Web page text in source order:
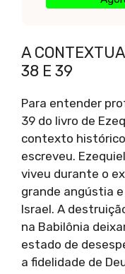
A
38 E 39
Para entender
39 do livro de
contexto
escreveu.
viveu durante o
grande angústia
Israel. A
na Babilônia
estado de
a fidelidade de